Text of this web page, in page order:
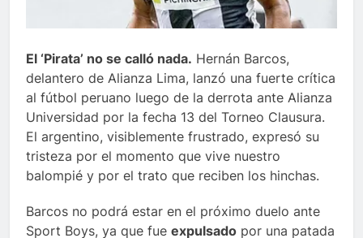
El ‘Pirata’ no se calló nada. Hernán Barcos,
delantero de Alianza Lima, lanzó una fuerte crítica
al fútbol peruano luego de la derrota ante Alianza
Universidad por la fecha 13 del Torneo Clausura.
El argentino, visiblemente frustrado, expresó su
tristeza por el momento que vive nuestro
balompié y por el trato que reciben los hinchas.
Barcos no podrá estar en el próximo duelo ante
Sport Boys, ya que fue expulsado por una patada